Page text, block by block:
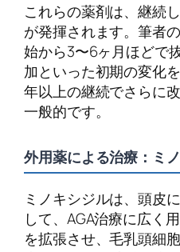
これらの薬剤は、継続
が発揮されます。筆者
始から3〜6ヶ月ほどで
加といった初期の変化
年以上の継続でさらに
一般的です。
外用薬による治療：ミ
ミノキシジルは、頭皮
して、AGA治療に広く
を拡張させ、毛乳頭細